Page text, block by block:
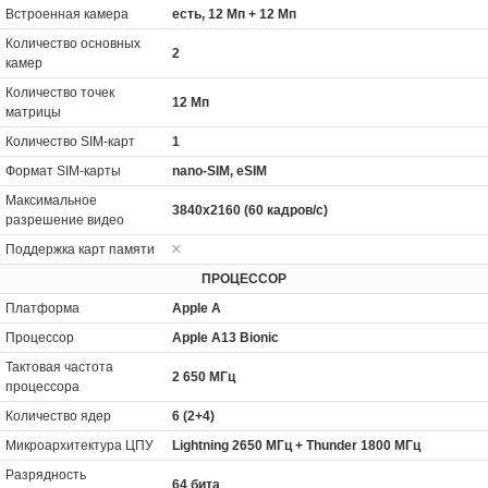
Встроенная камера
есть, 12 Мп + 12 Мп
Количество основных
камер
2
Количество точек
матрицы
12 Мп
Количество SIM-карт
1
Формат SIM-карты
nano-SIM, eSIM
Максимальное
разрешение видео
3840x2160 (60 кадров/с)
Поддержка карт памяти
ПРОЦЕССОР
Платформа
Apple A
Процессор
Apple A13 Bionic
Тактовая частота
процессора
2 650 МГц
Количество ядер
6 (2+4)
Микроархитектура ЦПУ
Lightning 2650 МГц + Thunder 1800 МГц
Разрядность
64 бита